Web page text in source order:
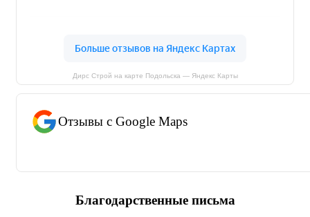
Дирс Строй на карте Подольска — Яндекс Карты
Отзывы с Google Maps
Благодарственные письма